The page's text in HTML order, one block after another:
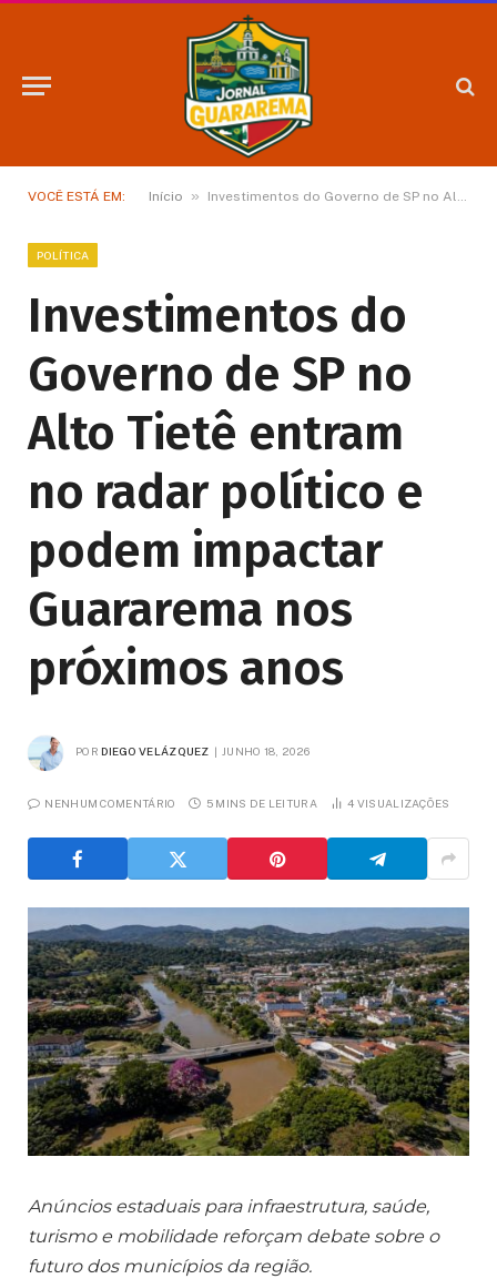
VOCÊ ESTÁ EM: Início » Investimentos do Governo de SP no Alto Tietê entram no radar político e podem impactar Guararema nos próximos anos
POLÍTICA
Investimentos do
Governo de SP no
Alto Tietê entram
no radar político e
podem impactar
Guararema nos
próximos anos
POR DIEGO VELÁZQUEZ JUNHO 18, 2026
NENHUM COMENTÁRIO 5 MINS DE LEITURA 4 VISUALIZAÇÕES
Anúncios estaduais para infraestrutura, saúde,
turismo e mobilidade reforçam debate sobre o
futuro dos municípios da região.